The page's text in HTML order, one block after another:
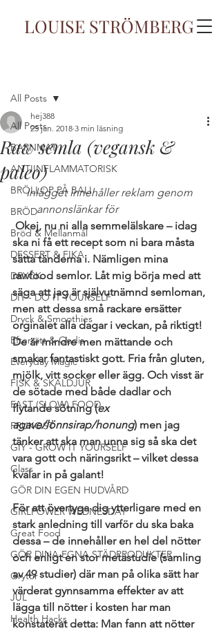
LOUISE STRÖMBERG
All Posts
BARNMAT
ANTIINFLAMMATORISK
BRÖLLOP PÅ BALI
BRÖD
Bröd & Mellanmål
DESSERT & FIKA
DRYCK
DIY - DO IT YOURSELF
Dryck & Smoothies
Efterrätt & Godis
Everyday Magic
FISK & SKALDJUR
FAST (SLOW) FOOD
FRUKOST
GIY - GROW IT YOURSELF
Glass
GÖR DIN EGEN HUDVÅRD
GIRLPOWER WEDNESDAY
Great Food
GÖR DINA EGNA STÄDPRODUKTER
Grytor
JUL
Health Hacks
All Posts
Raw semla (vegansk &
paleo)
hej388
25 jan. 2018 3 min läsning
Inlägget innehåller reklam genom
annonslänkar för
ska ni få ett recept som ni bara måsta
sätta tänderna i. Nämligen mina
rawfood semlor. Låt mig börja med att
säga att jag är självutnämnd semloman,
men att dessa små rackare ersätter
orginalet alla dagar i veckan, på riktigt!
De är mindre men mättande och
smakar fantastiskt gott. Fria från gluten,
mjölk, vitt socker eller ägg. Och visst är
de sötade med både dadlar och
flytande sötning (ex
agave/lönnsirap/honung) men jag
tänker att ska man unna sig så ska det
vara gott och näringsrikt – vilket dessa
kvalar in på galant!
För att övertyga dig ytterligare med en
stark anledning till varför du ska baka
dessa – de innehåller en hel del nötter
och enligt en stor metastudie (samling
av 49 studier) där man på olika sätt har
värderat gynnsamma effekter av att
lägga till nötter i kosten har man
konstaterat detta: Man fann att nötter